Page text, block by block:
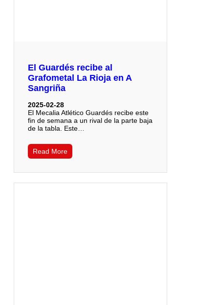
El Guardés recibe al
Grafometal La Rioja en A
Sangriña
2025-02-28
El Mecalia Atlético Guardés recibe este
fin de semana a un rival de la parte baja
de la tabla. Este…
Read More